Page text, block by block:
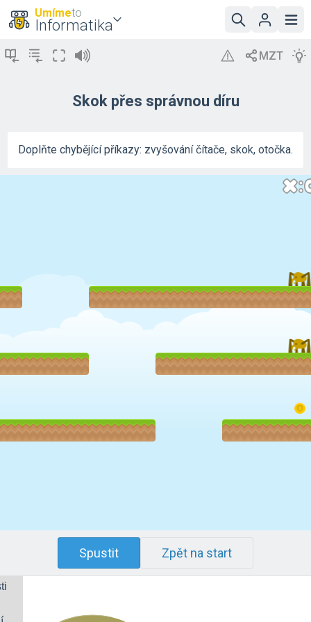
Umímeto
Informatika
Skok přes správnou díru
Doplňte chybějící příkazy: zvyšování čítače, skok, otočka.
Spustit Zpět na start